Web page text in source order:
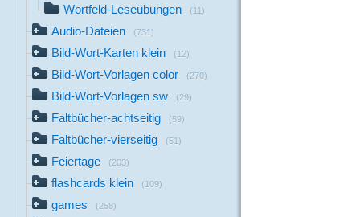
Wortfeld-Leseübungen (11)
Audio-Dateien (731)
Bild-Wort-Karten klein (12)
Bild-Wort-Vorlagen color (270)
Bild-Wort-Vorlagen sw (29)
Faltbücher-achtseitig (59)
Faltbücher-vierseitig (51)
Feiertage (203)
flashcards klein (109)
games (258)